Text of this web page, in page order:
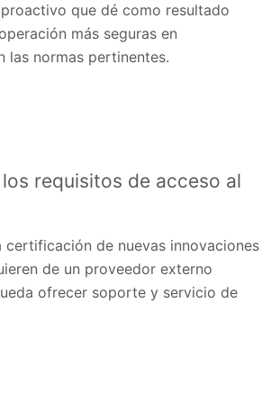
que dé como resultado
más seguras en
las normas pertinentes.
requisitos de acceso al
certificación de nuevas innovaciones
de un proveedor externo
ofrecer soporte y servicio de